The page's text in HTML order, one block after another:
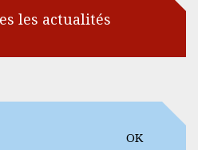
les actualités
OK